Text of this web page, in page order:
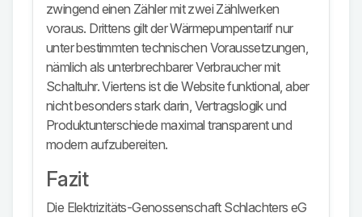
zwingend einen Zähler mit zwei Zählwerken
voraus. Drittens gilt der Wärmepumpentarif nur
unter bestimmten technischen Voraussetzungen,
nämlich als unterbrechbarer Verbraucher mit
Schaltuhr. Viertens ist die Website funktional, aber
nicht besonders stark darin, Vertragslogik und
Produktunterschiede maximal transparent und
modern aufzubereiten.
Fazit
Die Elektrizitäts-Genossenschaft Schlachters eG